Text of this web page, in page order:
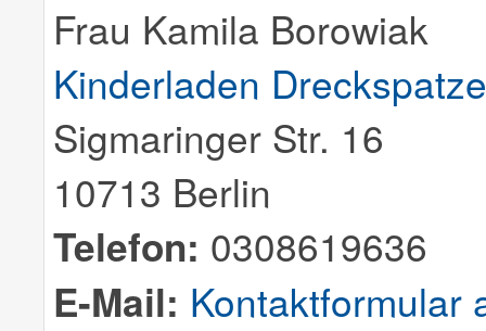
Frau Kamila Borowiak
Kinderladen
Sigmaringer Str. 16
10713 Berlin
Telefon: 0308619636
E-Mail: Kontaktformular